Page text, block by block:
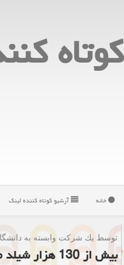
كوتاه
خانه آرشیو كوتاه كننده لینك
توسط یك شركت وابسته به
بیش از 130 هزار شیلد محافظ برای كادر درمان تولید شد